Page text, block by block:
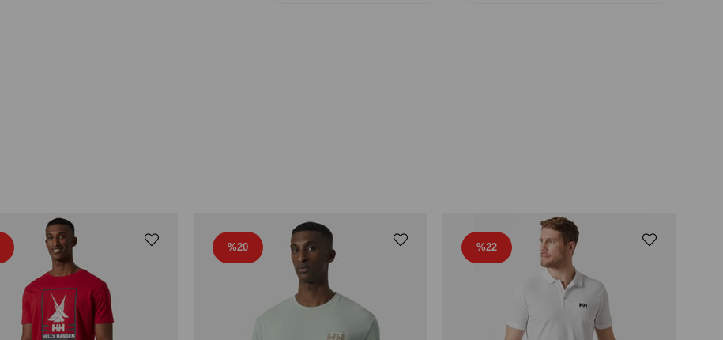
%20
%22